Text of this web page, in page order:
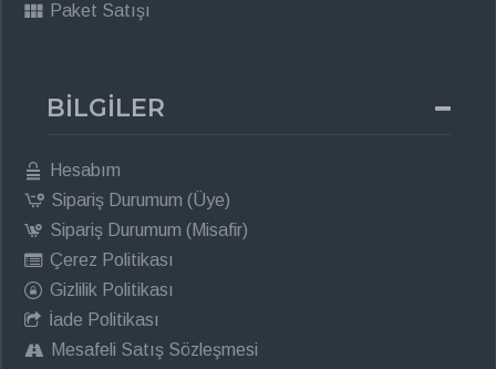
Paket Satışı
BİLGİLER
Hesabım
Sipariş Durumum (Üye)
Sipariş Durumum (Misafir)
Çerez Politikası
Gizlilik Politikası
İade Politikası
Mesafeli Satış Sözleşmesi